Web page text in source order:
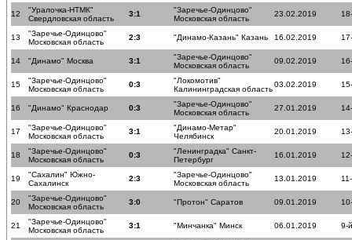
12
"Уралочка-НТМК"
Свердловская область
3:1
"Заречье-Одинцово"
Московская область
23.02.2019
13
"Заречье-Одинцово"
Московская область
2:3 "Динамо-Казань" Казань 16.02.2019
14 "Динамо" Москва 3:1
"Заречье-Одинцово"
Московская область
09.02.2019
15
"Заречье-Одинцово"
Московская область
0:3
"Локомотив"
Калининградская область
03.02.2019
16 "Динамо" Краснодар 0:3
"Заречье-Одинцово"
Московская область
27.01.2019
17
"Заречье-Одинцово"
Московская область
3:1
"Динамо-Метар"
Челябинск
20.01.2019
18
"Заречье-Одинцово"
Московская область
0:3
"Ленинградка" Санкт-
Петербург
16.01.2019
19
"Сахалин" Южно-
Сахалинск
2:3
"Заречье-Одинцово"
Московская область
13.01.2019
20
"Заречье-Одинцово"
Московская область
3:0 "Протон" Саратов 09.01.2019
21
"Заречье-Одинцово"
Московская область
3:1 "Минчанка" Минск 06.01.2019 9-